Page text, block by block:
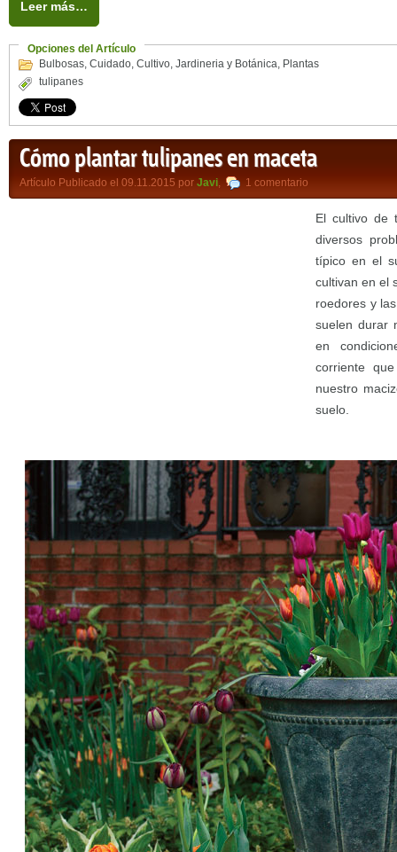
Leer más…
Opciones del Artículo
Bulbosas, Cuidado, Cultivo, Jardineria y Botánica, Plantas
tulipanes
Cómo plantar tulipanes en maceta
Artículo Publicado el 09.11.2015 por Javi, 1 comentario
El cultivo de
diversos
típico en el
cultivan en el
roedores y
suelen durar
en
corriente
nuestro
suelo.